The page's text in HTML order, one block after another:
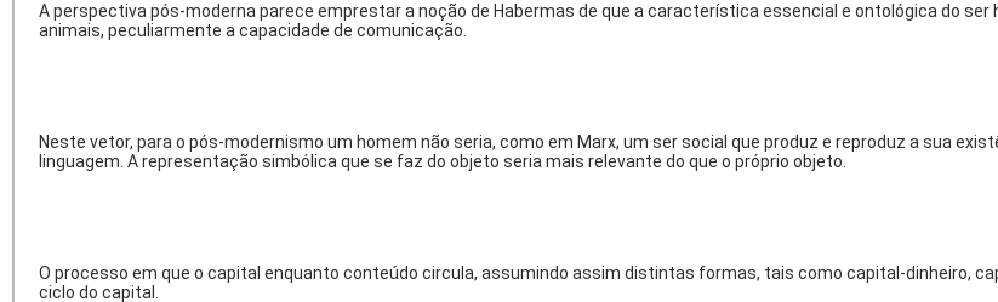
A perspectiva pós-moderna parece emprestar a noção de Habermas de que a característica essencial e ontológica do
animais, peculiarmente a capacidade de comunicação.
Neste vetor, para o pós-modernismo um homem não seria, como em Marx, um ser social que produz e reproduz a sua
linguagem. A representação simbólica que se faz do objeto seria mais relevante do que o próprio objeto.
O processo em que o capital enquanto conteúdo circula, assumindo assim distintas formas, tais como capital-dinheiro,
ciclo do capital.